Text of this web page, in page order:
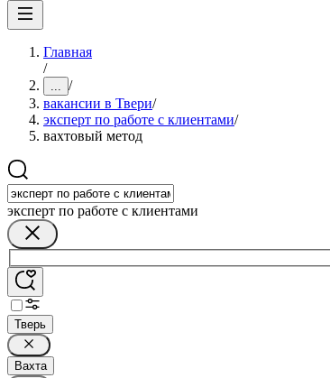
Главная
/
... /
вакансии в Твери/
эксперт по работе с клиентами/
вахтовый метод
эксперт по работе с клиентами
Тверь
Вахта